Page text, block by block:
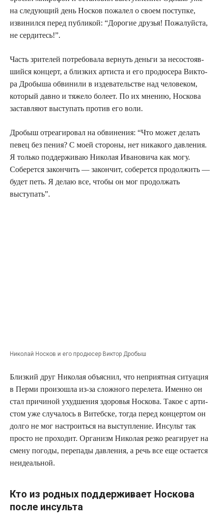
на сле­ду­ю­щий день Нос­ков пожа­лел о сво­ем поступ­ке,
изви­нил­ся перед пуб­ли­кой: “Доро­гие дру­зья! Пожа­луй­ста,
не сердитесь!”.
Часть зри­те­лей потре­бо­ва­ла вер­нуть день­ги за несо­сто­яв­
ший­ся кон­церт, а близ­ких арти­ста и его про­дю­се­ра Вик­то­
ра Дро­бы­ша обви­ни­ли в изде­ва­тель­стве над чело­ве­ком,
кото­рый дав­но и тяже­ло боле­ет. По их мне­нию, Нос­ко­ва
застав­ля­ют высту­пать про­тив его воли.
Дро­быш отре­а­ги­ро­вал на обви­не­ния: “Что может делать
певец без пения? С моей сто­ро­ны, нет ника­ко­го дав­ле­ния.
Я толь­ко под­дер­жи­ваю Нико­лая Ива­но­ви­ча как могу.
Собе­рет­ся закон­чить — закон­чит, собе­рет­ся про­дол­жить —
будет петь. Я делаю все, что­бы он мог про­дол­жать
выступать”.
Нико­лай Нос­ков и его про­дю­сер Вик­тор Дробыш
Близ­кий друг Нико­лая объ­яс­нил, что непри­ят­ная ситу­а­ция
в Пер­ми про­изо­шла из-за слож­но­го пере­ле­та. Имен­но он
стал при­чи­ной ухуд­ше­ния здо­ро­вья Нос­ко­ва. Такое с арти­
стом уже слу­ча­лось в Витеб­ске, тогда перед кон­цер­том он
дол­го не мог настро­ить­ся на выступ­ле­ние. Инсульт так
про­сто не про­хо­дит. Орга­низм Нико­лая рез­ко реа­ги­ру­ет на
сме­ну пого­ды, пере­па­ды дав­ле­ния, а речь все еще оста­ет­ся
неидеальной.
Кто из родных поддерживает Носкова
после инсульта